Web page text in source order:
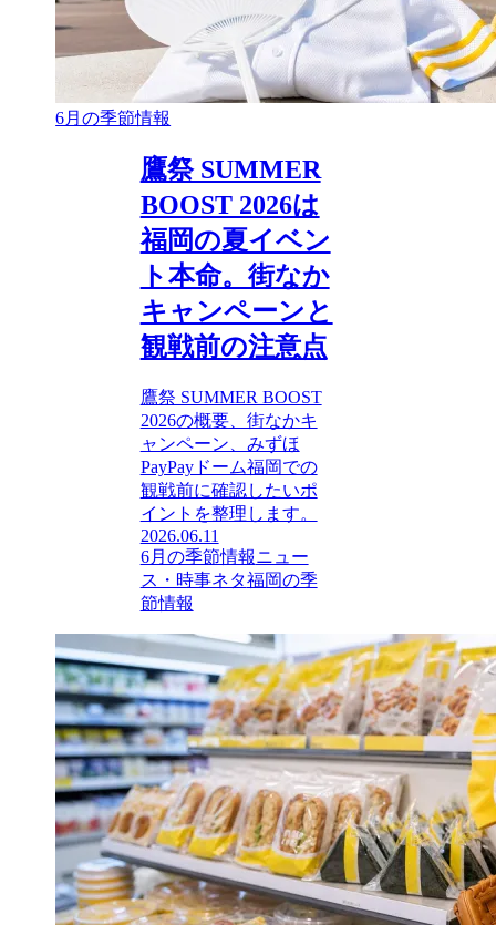
6月の季節情報
鷹祭 SUMMER
BOOST 2026は
福岡の夏イベン
ト本命。街なか
キャンペーンと
観戦前の注意点
鷹祭 SUMMER BOOST
2026の概要、街なかキ
ャンペーン、みずほ
PayPayドーム福岡での
観戦前に確認したいポ
イントを整理します。
2026.06.11
6月の季節情報ニュー
ス・時事ネタ福岡の季
節情報